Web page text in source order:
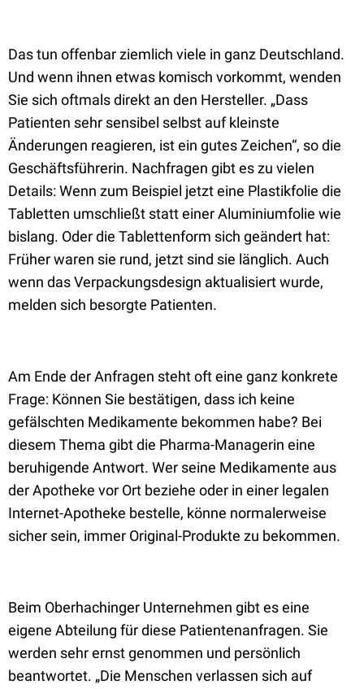
Das tun offenbar ziemlich viele in ganz Deutschland.
Und wenn ihnen etwas komisch vorkommt, wenden
Sie sich oftmals direkt an den Hersteller. „Dass
Patienten sehr sensibel selbst auf kleinste
Änderungen reagieren, ist ein gutes Zeichen“, so die
Geschäftsführerin. Nachfragen gibt es zu vielen
Details: Wenn zum Beispiel jetzt eine Plastikfolie die
Tabletten umschließt statt einer Aluminiumfolie wie
bislang. Oder die Tablettenform sich geändert hat:
Früher waren sie rund, jetzt sind sie länglich. Auch
wenn das Verpackungsdesign aktualisiert wurde,
melden sich besorgte Patienten.
Am Ende der Anfragen steht oft eine ganz konkrete
Frage: Können Sie bestätigen, dass ich keine
gefälschten Medikamente bekommen habe? Bei
diesem Thema gibt die Pharma-Managerin eine
beruhigende Antwort. Wer seine Medikamente aus
der Apotheke vor Ort beziehe oder in einer legalen
Internet-Apotheke bestelle, könne normalerweise
sicher sein, immer Original-Produkte zu bekommen.
Beim Oberhachinger Unternehmen gibt es eine
eigene Abteilung für diese Patientenanfragen. Sie
werden sehr ernst genommen und persönlich
beantwortet. „Die Menschen verlassen sich auf